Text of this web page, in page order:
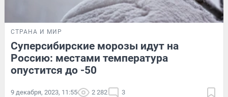
СТРАНА И МИР
Суперсибирские морозы идут на
Россию: местами температура
опустится до -50
9 декабря, 2023, 11:55 2 282 3